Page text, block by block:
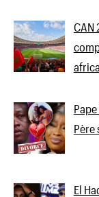
CAN
Père
El